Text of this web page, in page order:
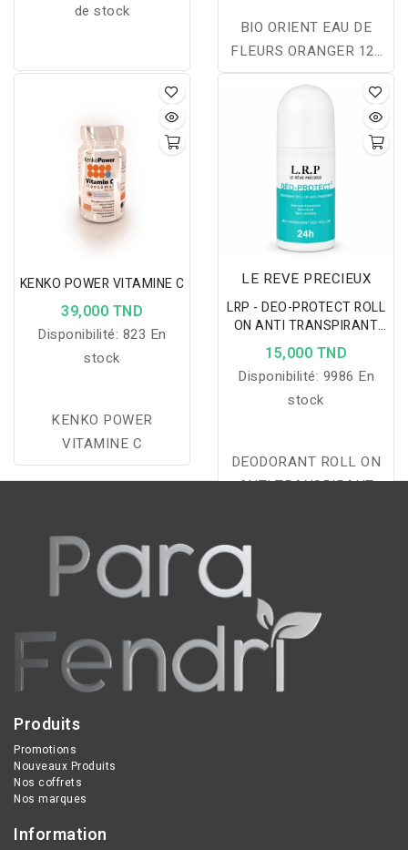
de stock
BIO ORIENT EAU DE
FLEURS ORANGER 125
ML
KENKO POWER VITAMINE C
39,000 TND
Disponibilité: 823 En
stock
KENKO POWER
VITAMINE C
LE REVE PRECIEUX
LRP - DEO-PROTECT ROLL
ON ANTI TRANSPIRANT
50ML
15,000 TND
Disponibilité: 9986 En
stock
DEODORANT ROLL ON
ANTI TRANSPIRANT
Produits
Promotions
Nouveaux Produits
Nos coffrets
Nos marques
Information